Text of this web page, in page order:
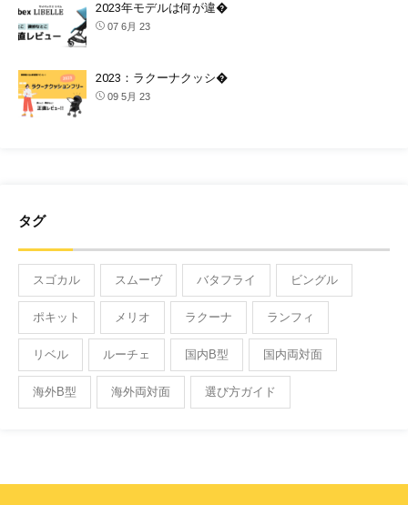
2023年モデルは何が違�
07 6月 23
2023：ラクーナクッシ�
09 5月 23
タグ
スゴカル スムーヴ バタフライ ビングル
ポキット メリオ ラクーナ ランフィ
リベル ルーチェ 国内B型 国内両対面
海外B型 海外両対面 選び方ガイド